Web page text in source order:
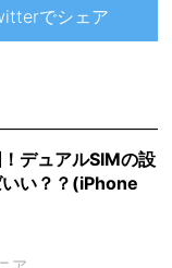
でシェア
デュアルSIMの設
い？？(iPhone